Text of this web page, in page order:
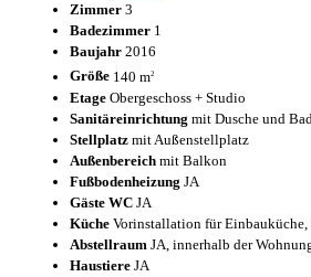
Zimmer 3
Badezimmer 1
Baujahr 2016
Größe 140 m2
Etage Obergeschoss + Studio
Sanitäreinrichtung mit Dusche und
Stellplatz mit Außenstellplatz
Außenbereich mit Balkon
Fußbodenheizung JA
Gäste WC JA
Küche Vorinstallation für Einbauküche,
Abstellraum JA, innerhalb der
Haustiere JA